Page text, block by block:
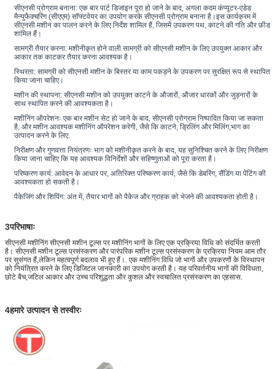
सीएनसी प्रोग्राम बनाना: एक बार पार्ट डिजाइन पूरा हो जाने के बाद, अगला कदम कंप्यूटर-एडेड
मैन्युफैक्चरिंग (सीएएम) सॉफ्टवेयर का उपयोग करके सीएनसी प्रोग्राम बनाना है।इस कार्यक्रम में
सीएनसी मशीन का पालन करने के लिए निर्देश शामिल हैं, जिसमें उपकरण पथ, काटने की गति और फ़ीड
शामिल हैं।
सामग्री तैयार करना: मशीनीकृत होने वाली सामग्री को सीएनसी मशीन के लिए उपयुक्त आकार और
आकार तक काटकर तैयार करना आवश्यक है।
स्थिरता: सामग्री को सीएनसी मशीन के बिस्तर या काम पकड़ने के उपकरण पर सुरक्षित रूप से स्थापित
किया जाना चाहिए।
मशीन की स्थापना: सीएनसी मशीन को उपयुक्त काटने के औजारों, औजार धारकों और जुड़नारों के
साथ स्थापित करने की आवश्यकता है।
मशीनिंग ऑपरेशनः एक बार मशीन सेट हो जाने के बाद, सीएनसी प्रोग्राम निष्पादित किया जा सकता
है, और मशीन आवश्यक मशीनिंग ऑपरेशन करेगी, जैसे कि काटने, ड्रिलिंग और मिलिंग,भाग का
उत्पादन करने के लिए.
निरीक्षण और गुणवत्ता नियंत्रणः भाग को मशीनीकृत करने के बाद, यह सुनिश्चित करने के लिए निरीक्षण
किया जाना चाहिए कि यह आवश्यक विनिर्देशों और सहिष्णुताओं को पूरा करता है।
परिष्करण कार्य: आवेदन के आधार पर, अतिरिक्त परिष्करण कार्य, जैसे कि डेबरिंग, सैंडिंग या पेंटिंग की
आवश्यकता हो सकती है।
पैकेजिंग और शिपिंग: अंत में, तैयार भागों को पैकेज और ग्राहक को भेजने की आवश्यकता होती है।
3परिभाषाः
सीएनसी मशीनिंग सीएनसी मशीन टूल्स पर मशीनिंग भागों के लिए एक प्रक्रिया विधि को संदर्भित करती
है। सीएनसी मशीन टूल्स प्रसंस्करण और पारंपरिक मशीन टूल्स प्रसंस्करण के प्रक्रिया नियम आम तौर
पर सुसंगत हैं,लेकिन महत्वपूर्ण बदलाव भी हुए हैं।. एक मशीनिंग विधि जो भागों और उपकरणों के विस्थापन
को नियंत्रित करने के लिए डिजिटल जानकारी का उपयोग करती है। यह परिवर्तनीय भागों की विविधता,
छोटे बैच,जटिल आकार और उच्च परिशुद्धता और कुशल और स्वचालित प्रसंस्करण का एहसास.
4हमारे उत्पादन से तस्वीरः